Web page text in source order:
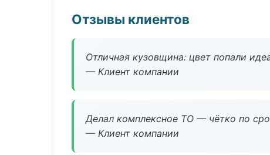
Отзывы клиентов
Отличная кузовщина: цвет попали
— Клиент компании
Делал комплексное ТО — чётко по
— Клиент компании